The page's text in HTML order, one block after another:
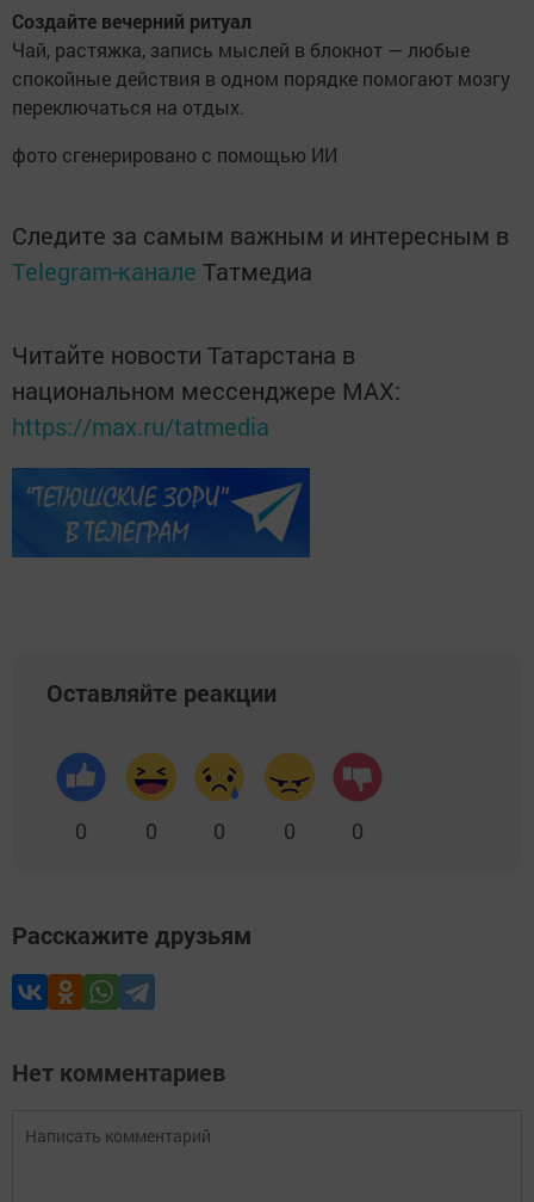
Создайте вечерний ритуал
Чай, растяжка, запись мыслей в блокнот — любые
спокойные действия в одном порядке помогают мозгу
переключаться на отдых.
фото сгенерировано с помощью ИИ
Следите за самым важным и интересным в
Telegram-канале Татмедиа
Читайте новости Татарстана в
национальном мессенджере MАХ:
https://max.ru/tatmedia
Оставляйте реакции
0 0 0 0 0
Расскажите друзьям
Нет комментариев